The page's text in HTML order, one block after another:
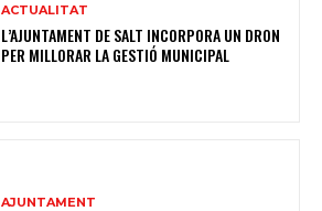
ACTUALITAT
L’AJUNTAMENT DE SALT INCORPORA UN DRON
PER MILLORAR LA GESTIÓ MUNICIPAL
AJUNTAMENT